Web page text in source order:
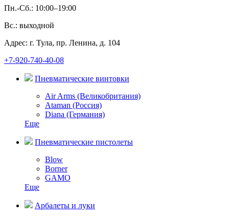
Пн.-Сб.: 10:00–19:00
Вс.: выходной
Адрес: г. Тула, пр. Ленина, д. 104
+7-920-740-40-08
Пневматические винтовки
Air Arms (Великобритания)
Ataman (Россия)
Diana (Германия)
Еще
Пневматические пистолеты
Blow
Borner
GAMO
Еще
Арбалеты и луки